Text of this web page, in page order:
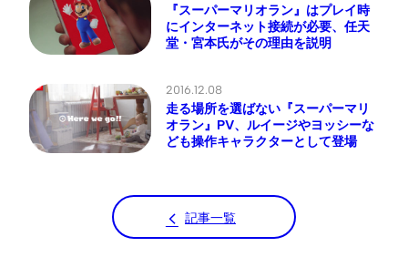
『スーパーマリオラン』はプレイ時
にインターネット接続が必要、任天
堂・宮本氏がその理由を説明
2016.12.08
走る場所を選ばない『スーパーマリ
オラン』PV、ルイージやヨッシーな
ども操作キャラクターとして登場
記事一覧